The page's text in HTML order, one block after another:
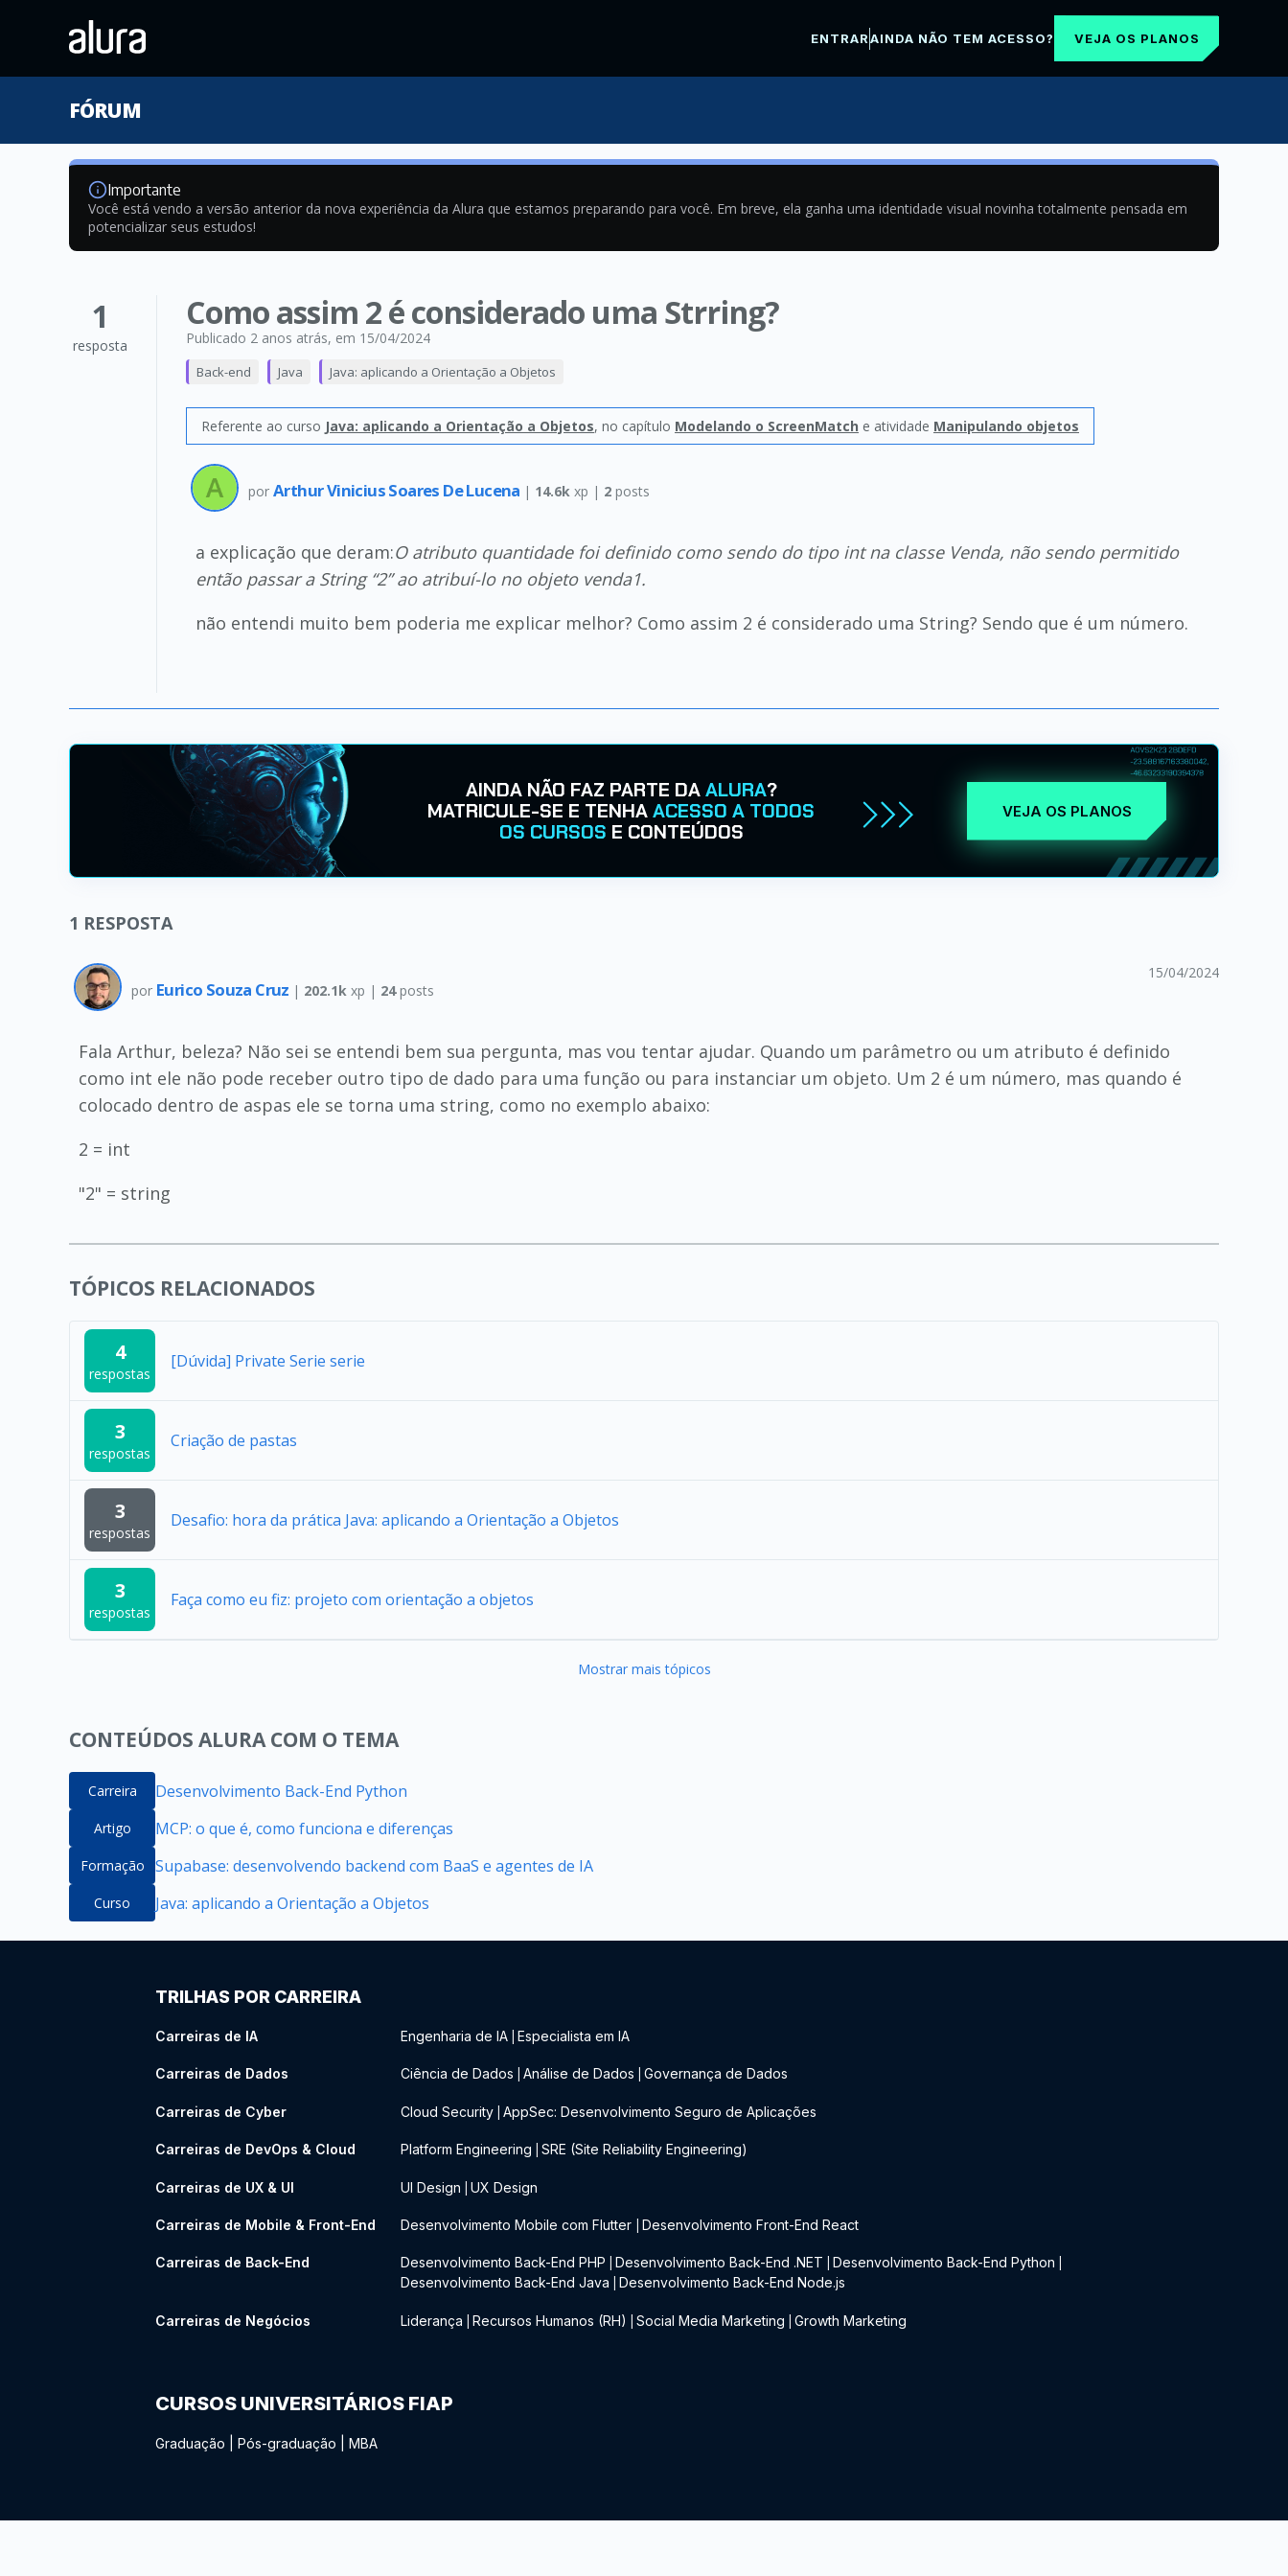
ENTRARAINDA NÃO TEM ACESSO? VEJA OS PLANOS
FÓRUM
Importante
Você está vendo a versão anterior da nova experiência da Alura que estamos preparando para você. Em breve, ela ganha uma identidade visual novinha totalmente pensada em
potencializar seus estudos!
1
resposta
Como assim 2 é considerado uma Strring?
Publicado 2 anos atrás, em 15/04/2024
Back-end Java Java: aplicando a Orientação a Objetos
Referente ao curso Java: aplicando a Orientação a Objetos, no capítulo Modelando o ScreenMatch e atividade Manipulando objetos
por Arthur Vinicius Soares De Lucena | 14.6k xp | 2 posts
a explicação que deram:O atributo quantidade foi definido como sendo do tipo int na classe Venda, não sendo permitido
então passar a String “2” ao atribuí-lo no objeto venda1.
não entendi muito bem poderia me explicar melhor? Como assim 2 é considerado uma String? Sendo que é um número.
AINDA NÃO FAZ PARTE DAALURA?
MATRICULE-SE E TENHAACESSO A TODOS
OS CURSOS E CONTEÚDOS
VEJA OS PLANOS
1 RESPOSTA
por Eurico Souza Cruz | 202.1k xp | 24posts
15/04/2024
Fala Arthur, beleza? Não sei se entendi bem sua pergunta, mas vou tentar ajudar. Quando um parâmetro ou um atributo é definido
como int ele não pode receber outro tipo de dado para uma função ou para instanciar um objeto. Um 2 é um número, mas quando é
colocado dentro de aspas ele se torna uma string, como no exemplo abaixo:
2 = int
"2" = string
TÓPICOS RELACIONADOS
4
respostas
[Dúvida] Private Serie serie
3
respostas
Criação de pastas
3
respostas
Desafio: hora da prática Java: aplicando a Orientação a Objetos
3
respostas
Faça como eu fiz: projeto com orientação a objetos
Mostrar mais tópicos
CONTEÚDOS ALURA COM O TEMA
Carreira Desenvolvimento Back-End Python
Artigo MCP: o que é, como funciona e diferenças
Formação Supabase: desenvolvendo backend com BaaS e agentes de IA
Curso Java: aplicando a Orientação a Objetos
TRILHAS POR CARREIRA
Carreiras de IA Engenharia de IA Especialista em IA
Carreiras de Dados Ciência de Dados Análise de Dados Governança de Dados
Carreiras de Cyber Cloud Security AppSec: Desenvolvimento Seguro de Aplicações
Carreiras de DevOps & Cloud Platform Engineering SRE (Site Reliability Engineering)
Carreiras de UX & UI UI Design UX Design
Carreiras de Mobile & Front-End Desenvolvimento Mobile com Flutter Desenvolvimento Front-End React
Carreiras de Back-End Desenvolvimento Back-End PHP Desenvolvimento Back-End .NET Desenvolvimento Back-End Python
Desenvolvimento Back-End Java Desenvolvimento Back-End Node.js
Carreiras de Negócios Liderança Recursos Humanos (RH) Social Media Marketing Growth Marketing
CURSOS UNIVERSITÁRIOS FIAP
Graduação Pós-graduação MBA